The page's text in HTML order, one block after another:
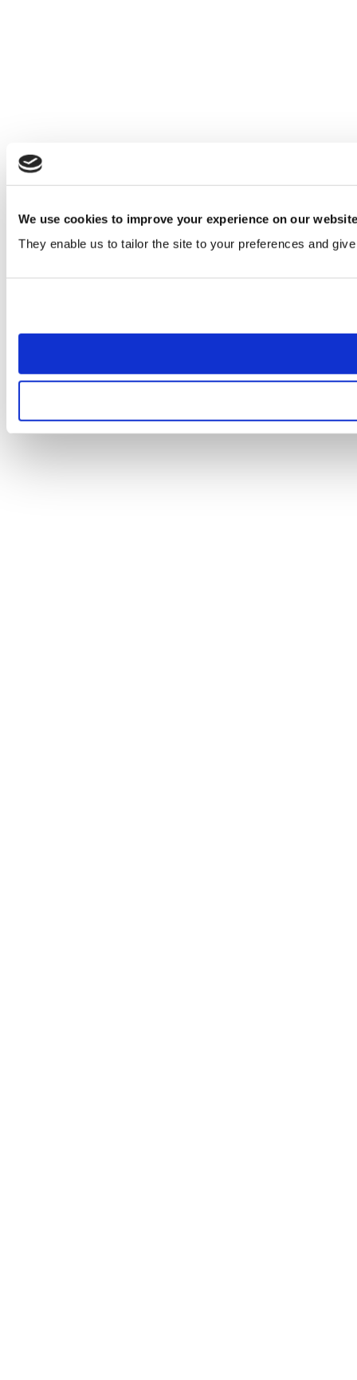
We use cookies to improve your experience on our website
They enable us to tailor the site to your preferences and